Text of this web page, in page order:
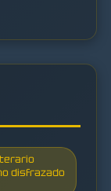
disfrazado